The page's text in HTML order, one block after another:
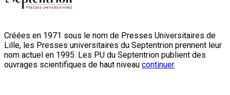
Créées en 1971 sous le nom de Presses Universitaires de
Lille, les Presses universitaires du Septentrion prennent leur
nom actuel en 1995. Les PU du Septentrion publient des
ouvrages scientifiques de haut niveau continuer